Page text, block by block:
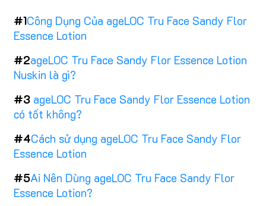
#1Công Dụng Của ageLOC Tru Face Sandy Flor
Essence Lotion
#2ageLOC Tru Face Sandy Flor Essence Lotion
Nuskin là gì?
#3 ageLOC Tru Face Sandy Flor Essence Lotion
có tốt không?
#4Cách sử dụng ageLOC Tru Face Sandy Flor
Essence Lotion
#5Ai Nên Dùng ageLOC Tru Face Sandy Flor
Essence Lotion?